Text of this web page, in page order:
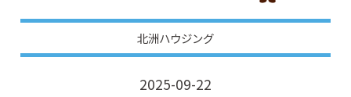
北洲ハウジング
2025-09-22